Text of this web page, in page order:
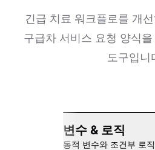
긴급 치료 워크플로를 개
구급차 서비스 요청 양식
도구입니
변수 & 로직
동적 변수와 조건부 로